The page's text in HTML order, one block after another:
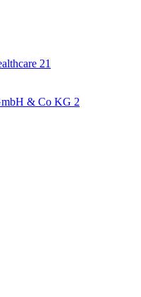
21
& Co KG 2